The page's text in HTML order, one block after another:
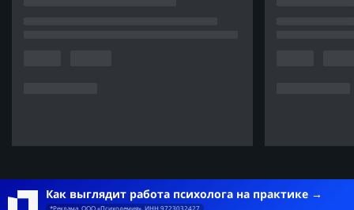
Как выглядит работа психолога на практике